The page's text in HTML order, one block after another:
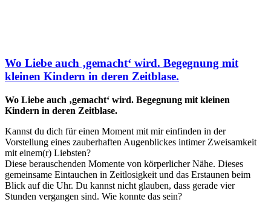
Wo Liebe auch ‚gemacht‘ wird. Begegnung mit
kleinen Kindern in deren Zeitblase.
Wo Liebe auch ‚gemacht‘ wird. Begegnung mit kleinen
Kindern in deren Zeitblase.
Kannst du dich für einen Moment mit mir einfinden in der
Vorstellung eines zauberhaften Augenblickes intimer Zweisamkeit
mit einem(r) Liebsten?
Diese berauschenden Momente von körperlicher Nähe. Dieses
gemeinsame Eintauchen in Zeitlosigkeit und das Erstaunen beim
Blick auf die Uhr. Du kannst nicht glauben, dass gerade vier
Stunden vergangen sind. Wie konnte das sein?